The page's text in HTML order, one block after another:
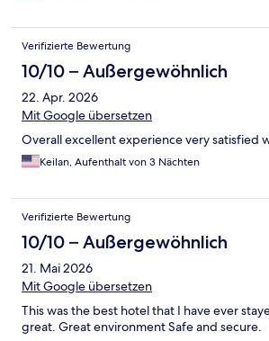
Verifizierte Bewertung
10/10 – Außergewöhnlich
22. Apr. 2026
Mit Google übersetzen
Overall excellent experience very satisfied
Keilan, Aufenthalt von 3 Nächten
Verifizierte Bewertung
10/10 – Außergewöhnlich
21. Mai 2026
Mit Google übersetzen
This was the best hotel that I have ever
great. Great environment Safe and secure.